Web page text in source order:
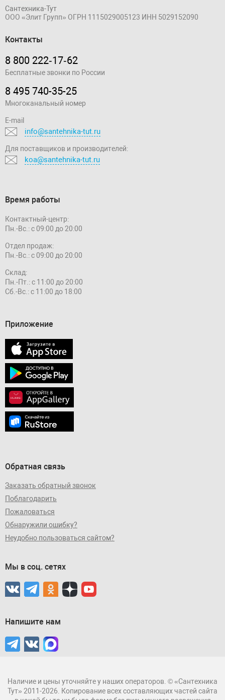
Сантехника-Тут
ООО «Элит Групп» ОГРН 1115029005123 ИНН 5029152090
Контакты
8 800 222‑17‑62
Бесплатные звонки по России
8 495 740-35-25
Многоканальный номер
E-mail
info@santehnika-tut.ru
Для поставщиков и производителей:
koa@santehnika-tut.ru
Время работы
Контактный-центр:
Пн.-Вс.: с 09:00 до 20:00
Отдел продаж:
Пн.-Вс.: с 09:00 до 20:00
Склад:
Пн.-Пт.: с 11:00 до 20:00
Сб.-Вс.: с 11:00 до 18:00
Приложение
Обратная связь
Заказать обратный звонок
Поблагодарить
Пожаловаться
Обнаружили ошибку?
Неудобно пользоваться сайтом?
Мы в соц. сетях
Напишите нам
Наличие и цены уточняйте у наших операторов. © «Сантехника
Тут» 2011-2026. Копирование всех составляющих частей сайта